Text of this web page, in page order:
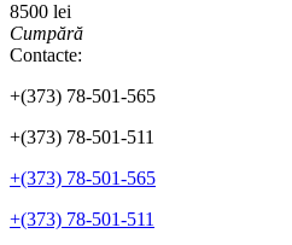
8500 lei
Cumpără
Contacte:
+(373) 78-501-565
+(373) 78-501-511
+(373) 78-501-565
+(373) 78-501-511